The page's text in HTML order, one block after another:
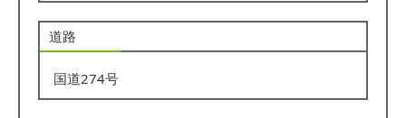
道路
国道274号